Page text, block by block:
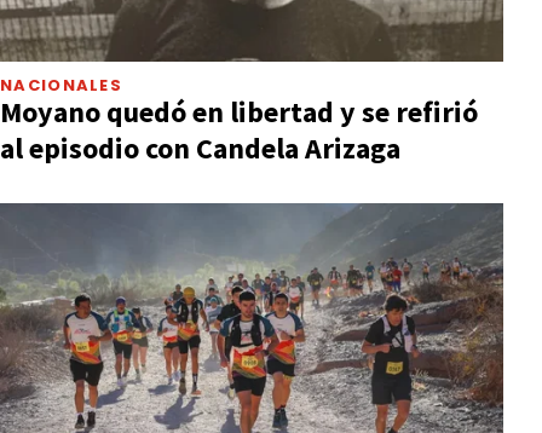
NACIONALES
Moyano quedó en libertad y se refirió
al episodio con Candela Arizaga